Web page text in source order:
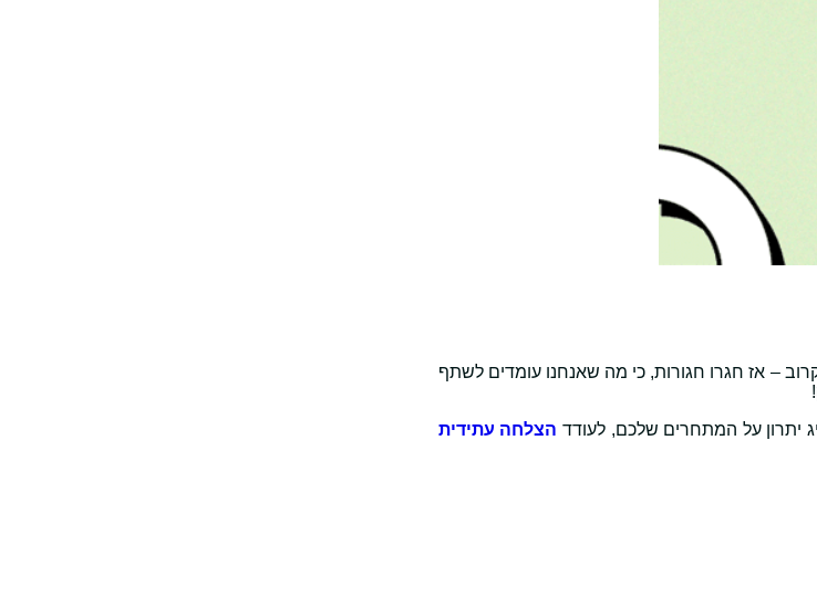
– אז חגרו חגורות, כי מה שאנחנו עומדים לשתף
יתרון על המתחרים שלכם, לעודד הצלחה עתידית